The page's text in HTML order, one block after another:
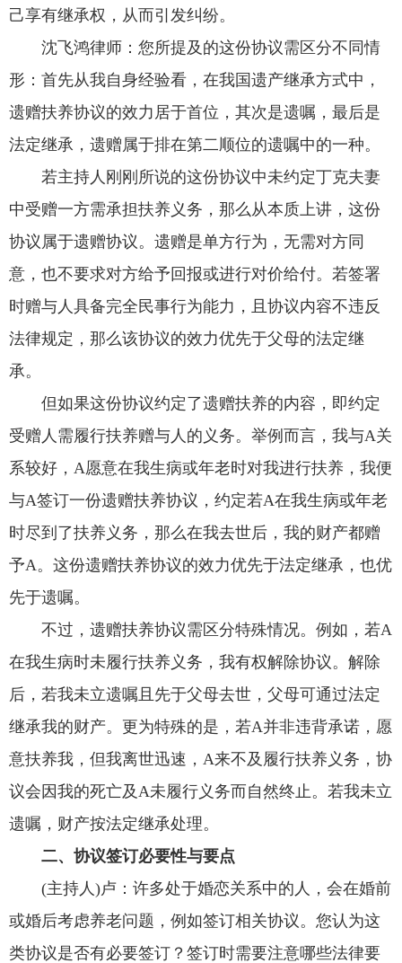
己享有继承权，从而引发纠纷。
沈飞鸿律师： 您所提及的这份协议需区分不同情
形：首先从我自身经验看，在我国遗产继承方式中，
遗赠扶养协议的效力居于首位，其次是遗嘱，最后是
法定继承，遗赠属于排在第二顺位的遗嘱中的一种。
若主持人刚刚所说的这份协议中未约定丁克夫妻
中受赠一方需承担扶养义务，那么从本质上讲，这份
协议属于遗赠协议。遗赠是单方行为，无需对方同
意，也不要求对方给予回报或进行对价给付。若签署
时赠与人具备完全民事行为能力，且协议内容不违反
法律规定，那么该协议的效力优先于父母的法定继
承。
但如果这份协议约定了遗赠扶养的内容，即约定
受赠人需履行扶养赠与人的义务。举例而言，我与A关
系较好，A愿意在我生病或年老时对我进行扶养，我便
与A签订一份遗赠扶养协议，约定若A在我生病或年老
时尽到了扶养义务，那么在我去世后，我的财产都赠
予A。这份遗赠扶养协议的效力优先于法定继承，也优
先于遗嘱。
不过，遗赠扶养协议需区分特殊情况。例如，若A
在我生病时未履行扶养义务，我有权解除协议。解除
后，若我未立遗嘱且先于父母去世，父母可通过法定
继承我的财产。更为特殊的是，若A并非违背承诺，愿
意扶养我，但我离世迅速，A来不及履行扶养义务，协
议会因我的死亡及A未履行义务而自然终止。若我未立
遗嘱，财产按法定继承处理。
二、协议签订必要性与要点
(主持人)卢： 许多处于婚恋关系中的人，会在婚前
或婚后考虑养老问题，例如签订相关协议。您认为这
类协议是否有必要签订？签订时需要注意哪些法律要